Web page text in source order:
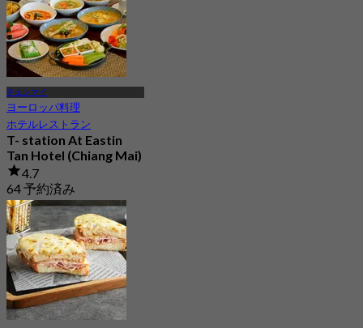
チェンマイ
ヨーロッパ料理
ホテルレストラン
T- station At Eastin
Tan Hotel (Chiang Mai)
4.7
64 予約済み
から฿ 233